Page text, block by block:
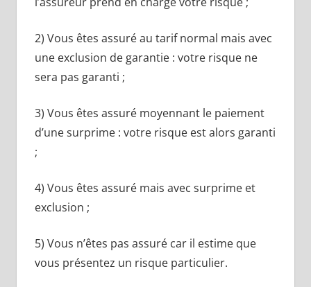
2) Vous êtes assuré au tarif normal mais avec
une exclusion de garantie : votre risque ne
sera pas garanti ;
3) Vous êtes assuré moyennant le paiement
d’une surprime : votre risque est alors garanti
;
4) Vous êtes assuré mais avec surprime et
exclusion ;
5) Vous n’êtes pas assuré car il estime que
vous présentez un risque particulier.